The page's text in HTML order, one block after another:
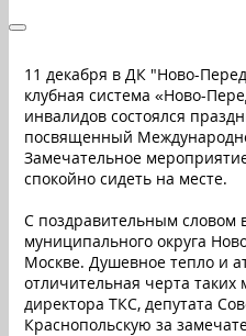
11 декабря в ДК "Ново-
клубная система «Ново-
инвалидов состоялся
посвященный
Замечательное
спокойно сидеть на месте.
С поздравительным словом
муниципального округа
Москве. Душевное тепло и
отличительная черта
директора ТКС, депутата
Краснопольскую за